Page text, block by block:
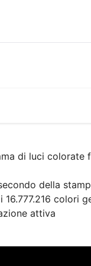
di luci
della
colori
attiva